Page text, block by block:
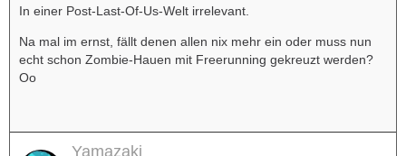
In einer Post-Last-Of-Us-Welt irrelevant.
Na mal im ernst, fällt denen allen nix mehr ein oder muss nun
echt schon Zombie-Hauen mit Freerunning gekreuzt werden?
Oo
Yamazaki